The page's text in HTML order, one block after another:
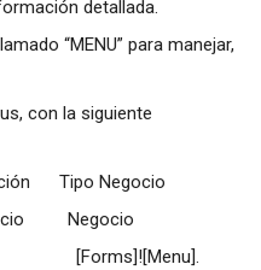
detallada.
“MENU” para manejar,
con la siguiente
Tipo Negocio
Negocio